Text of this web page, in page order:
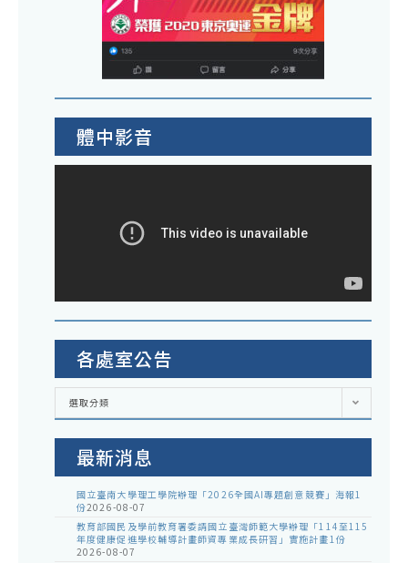
體中影音
各處室公告
各
室
選取分類
最新消息
國立臺南大學理工學院辦理「2026全國AI專題創意競賽」海報1
份2026-08-07
教育部國民及學前教育署委請國立臺灣師範大學辦理「114至115
年度健康促進學校輔導計畫師資專業成長研習」實施計畫1份
2026-08-07